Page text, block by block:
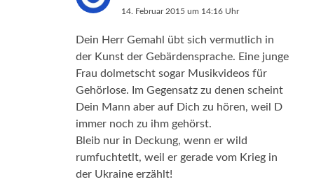
14. Februar 2015 um 14:16 Uhr
Dein Herr Gemahl übt sich vermutlich in
der Kunst der Gebärdensprache. Eine junge
Frau dolmetscht sogar Musikvideos für
Gehörlose. Im Gegensatz zu denen scheint
Dein Mann aber auf Dich zu hören, weil D
immer noch zu ihm gehörst.
Bleib nur in Deckung, wenn er wild
rumfuchtetlt, weil er gerade vom Krieg in
der Ukraine erzählt!